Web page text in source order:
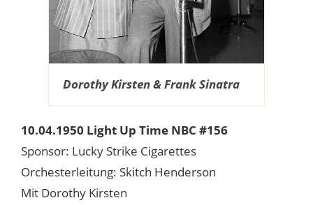
Dorothy Kirsten & Frank Sinatra
10.04.1950 Light Up Time NBC #156
Sponsor: Lucky Strike Cigarettes
Orchesterleitung: Skitch Henderson
Mit Dorothy Kirsten